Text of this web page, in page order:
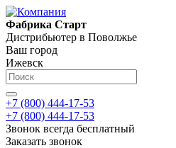
Фабрика Старт
Дистрибьютер в Поволжье
Ваш город
Ижевск
+7 (800) 444-17-53
+7 (800) 444-17-53
Звонок всегда бесплатный
Заказать звонок